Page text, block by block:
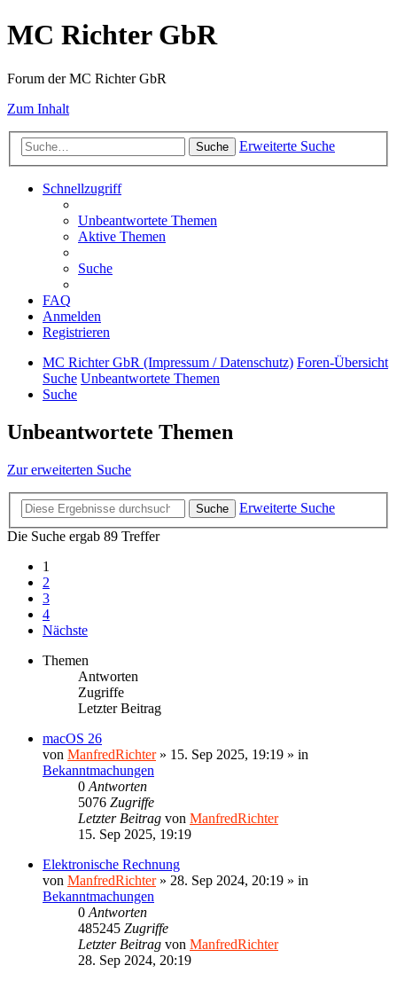
MC Richter GbR
Forum der MC Richter GbR
Zum Inhalt
Suche Erweiterte Suche
Schnellzugriff
Unbeantwortete Themen
Aktive Themen
Suche
FAQ
Anmelden
Registrieren
MC Richter GbR (Impressum / Datenschutz) Foren-Übersicht
Suche Unbeantwortete Themen
Suche
Unbeantwortete Themen
Zur erweiterten Suche
Suche
Erweiterte Suche
Die Suche ergab 89 Treffer
1
2
3
4
Nächste
Themen
Antworten
Zugriffe
Letzter Beitrag
macOS 26
von ManfredRichter» 15. Sep 2025, 19:19 » in
Bekanntmachungen
0 Antworten
5076 Zugriffe
Letzter Beitrag von ManfredRichter
15. Sep 2025, 19:19
Elektronische Rechnung
von ManfredRichter» 28. Sep 2024, 20:19 » in
Bekanntmachungen
0 Antworten
485245 Zugriffe
Letzter Beitrag von ManfredRichter
28. Sep 2024, 20:19